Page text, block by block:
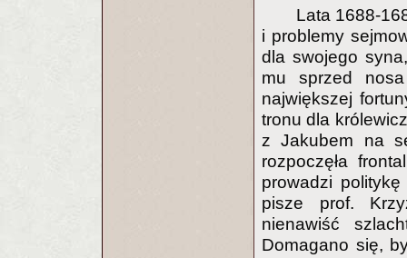
Lata 1688-
i problemy
dla swojego
mu sprzed
największej
tronu dla
z Jakubem na
rozpoczęła
prowadzi
pisze prof.
nienawiść
Domagano się,